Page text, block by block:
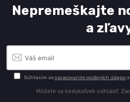
Nepremeškajte
a
Súhlasím so spracovaním osobných údajov
Môžete sa kedykoľvek odhlásiť.